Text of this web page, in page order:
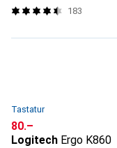
183
Tastatur
CHF
80.–
Logitech Ergo K860